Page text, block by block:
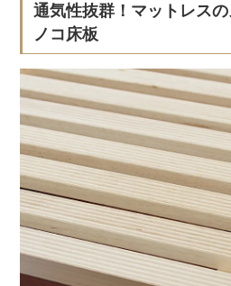
通気性抜群！マットレス
ノコ床板